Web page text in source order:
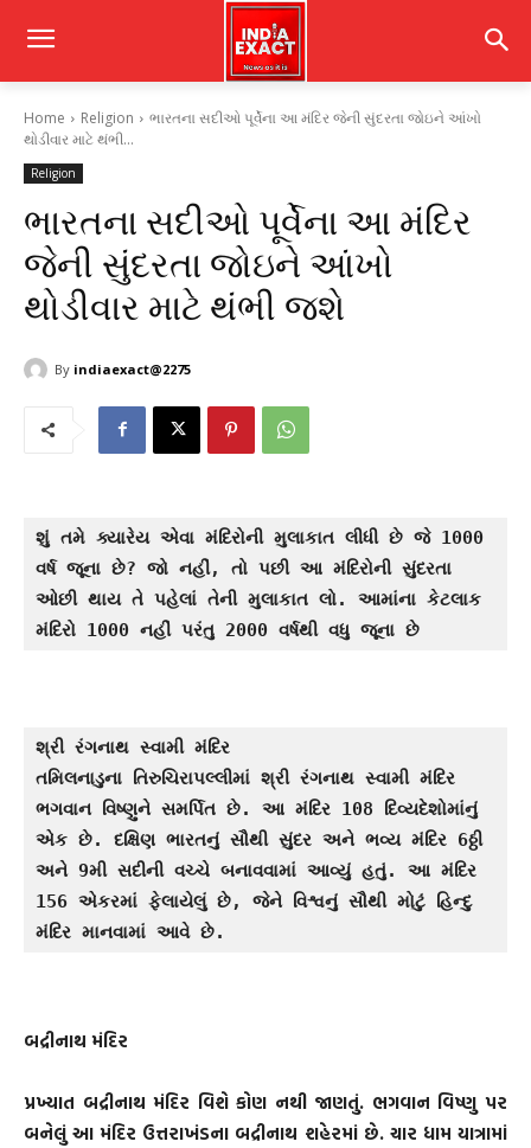
Home Religion
ભારતના સદીઓ પૂર્વેના આ મંદિર જેની સુંદરતા જોઇને આંખો
થોડીવાર માટે થંભી...
Religion
ભારતના સદીઓ પૂર્વેના આ મંદિર
જેની સુંદરતા જોઇને આંખો
થોડીવાર માટે થંભી જશે
By indiaexact@2275
શું તમે ક્યારેય એવા મંદિરોની મુલાકાત લીધી છે જે 1000
વર્ષ જૂના છે? જો નહીં, તો પછી આ મંદિરોની સુંદરતા
ઓછી થાય તે પહેલાં તેની મુલાકાત લો. આમાંના કેટલાક
મંદિરો 1000 નહીં પરંતુ 2000 વર્ષથી વધુ જૂના છે
શ્રી રંગનાથ સ્વામી મંદિર
તમિલનાડુના તિરુચિરાપલ્લીમાં શ્રી રંગનાથ સ્વામી મંદિર
ભગવાન વિષ્ણુને સમર્પિત છે. આ મંદિર 108 દિવ્યદેશોમાંનું
એક છે. દક્ષિણ ભારતનું સૌથી સુંદર અને ભવ્ય મંદિર 6ઠ્ઠી
અને 9મી સદીની વચ્ચે બનાવવામાં આવ્યું હતું. આ મંદિર
156 એકરમાં ફેલાયેલું છે, જેને વિશ્વનું સૌથી મોટું હિન્દુ
મંદિર માનવામાં આવે છે.
બદ્રીનાથ મંદિર
પ્રખ્યાત બદ્રીનાથ મંદિર વિશે કોણ નથી જાણતું. ભગવાન વિષ્ણુ પર
બનેલું આ મંદિર ઉત્તરાખંડના બદ્રીનાથ શહેરમાં છે. ચાર ધામ યાત્રામાં